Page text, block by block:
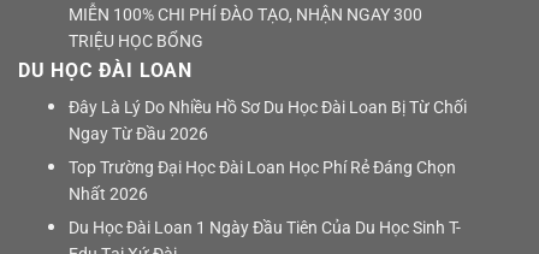
MIỄN 100% CHI PHÍ ĐÀO TẠO, NHẬN NGAY 300
TRIỆU HỌC BỔNG
DU HỌC ĐÀI LOAN
Đây Là Lý Do Nhiều Hồ Sơ Du Học Đài Loan Bị Từ Chối
Ngay Từ Đầu 2026
Top Trường Đại Học Đài Loan Học Phí Rẻ Đáng Chọn
Nhất 2026
Du Học Đài Loan 1 Ngày Đầu Tiên Của Du Học Sinh T-